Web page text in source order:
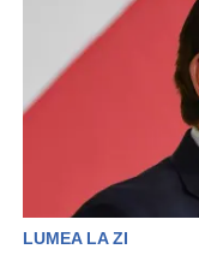
LUMEA LA ZI